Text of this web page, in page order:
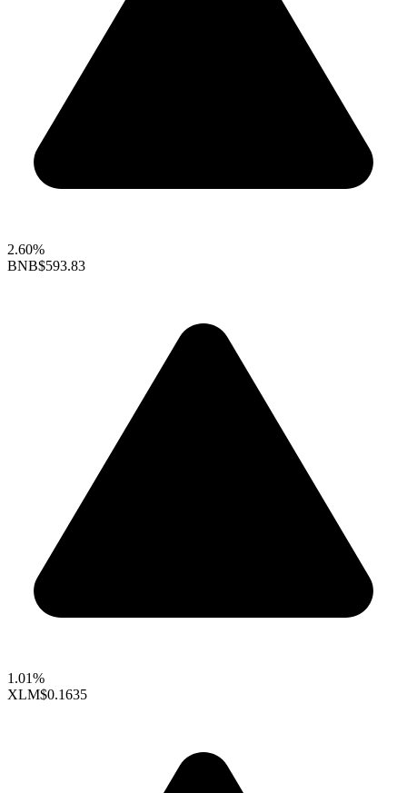
2.60%
BNB$593.83
1.01%
XLM$0.1635